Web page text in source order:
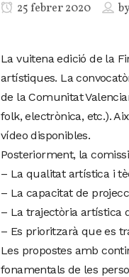
25 febrer 2020
La vuitena edició de la
artístiques. La
de la Comunitat
folk, electrònica, etc.).
vídeo disponibles.
Posteriorment, la
– La qualitat artística i
– La capacitat de
– La trajectòria artística
– Es prioritzarà que es
Les propostes amb
fonamentals de les